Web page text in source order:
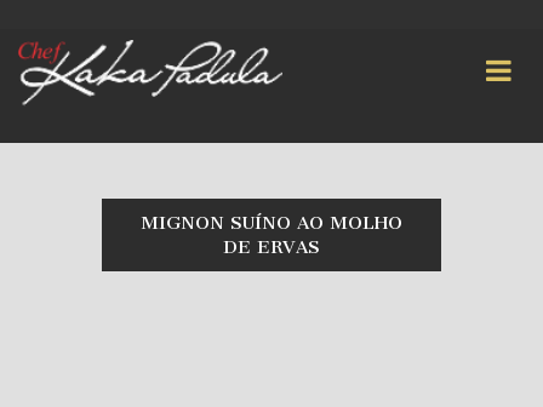
MIGNON SUÍNO AO MOLHO
DE ERVAS